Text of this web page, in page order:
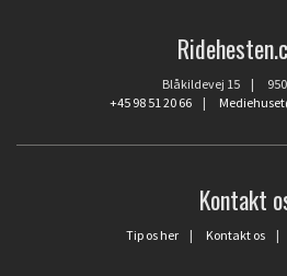
Blåkildevej 15 |
+45 98 51 20 66|
Kontakt
Tip os her | Kontakt os |